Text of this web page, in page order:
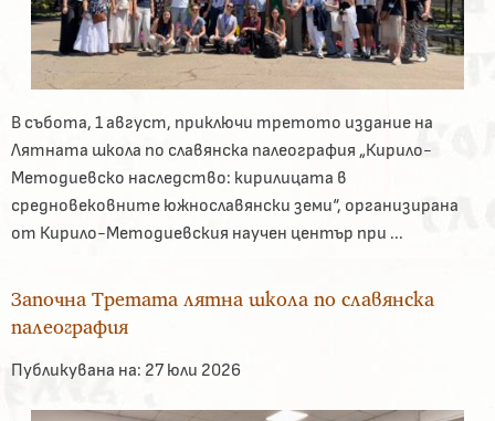
В събота, 1 август, приключи третото издание на
Лятната школа по славянска палеография „Кирило-
Методиевско наследство: кирилицата в
средновековните южнославянски земи“, организирана
от Кирило-Методиевския научен център при ...
Започна Третата лятна школа по славянска
палеография
Публикувана на: 27 юли 2026